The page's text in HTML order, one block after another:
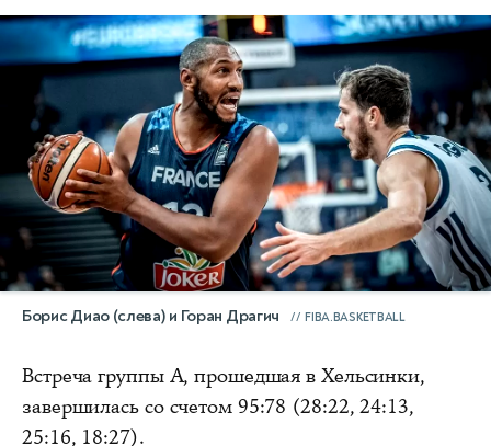
Борис Диао (слева) и Горан Драгич FIBA.BASKETBALL
Встреча группы А, прошедшая в Хельсинки,
завершилась со счетом 95:78 (28:22, 24:13,
25:16, 18:27).